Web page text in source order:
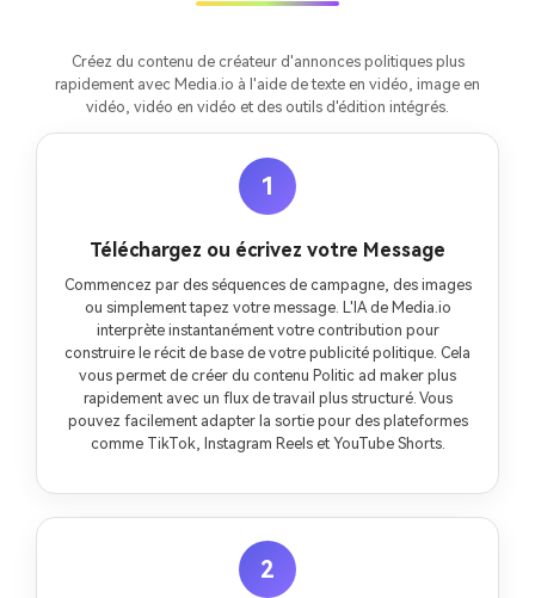
Créez du contenu de créateur d'annonces politiques plus
rapidement avec Media.io à l'aide de texte en vidéo, image en
vidéo, vidéo en vidéo et des outils d'édition intégrés.
1
Téléchargez ou écrivez votre Message
Commencez par des séquences de campagne, des images
ou simplement tapez votre message. L'IA de Media.io
interprète instantanément votre contribution pour
construire le récit de base de votre publicité politique. Cela
vous permet de créer du contenu Politic ad maker plus
rapidement avec un flux de travail plus structuré. Vous
pouvez facilement adapter la sortie pour des plateformes
comme TikTok, Instagram Reels et YouTube Shorts.
2